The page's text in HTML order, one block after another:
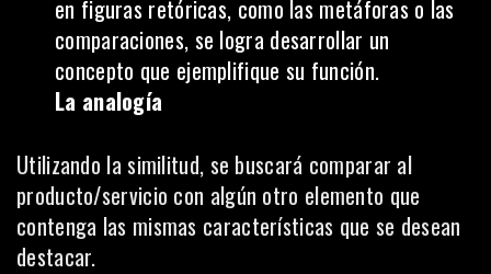
en figuras retóricas, como las metáforas o las
comparaciones, se logra desarrollar un
concepto que ejemplifique su función.
La analogía
Utilizando la similitud, se buscará comparar al
producto/servicio con algún otro elemento que
contenga las mismas características que se desean
destacar.